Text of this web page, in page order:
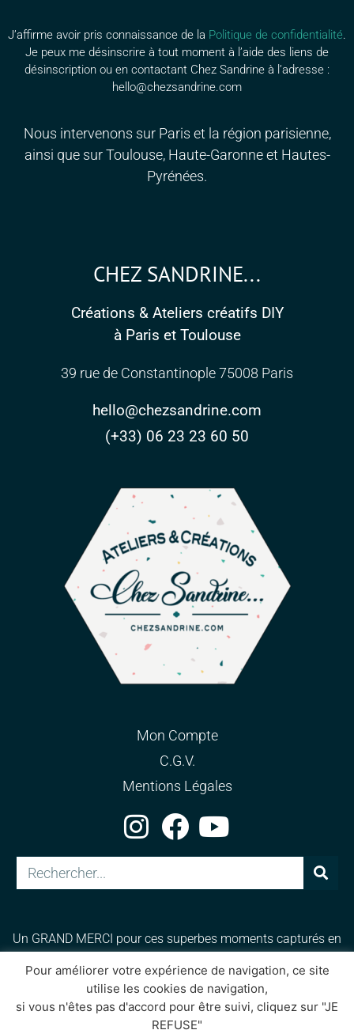
J’affirme avoir pris connaissance de la Politique de confidentialité.
Je peux me désinscrire à tout moment à l’aide des liens de
désinscription ou en contactant Chez Sandrine à l’adresse :
hello@chezsandrine.com
Nous intervenons sur Paris et la région parisienne,
ainsi que sur Toulouse, Haute-Garonne et Hautes-
Pyrénées.
CHEZ SANDRINE...
Créations & Ateliers créatifs DIY
à Paris et Toulouse
39 rue de Constantinople 75008 Paris
hello@chezsandrine.com
(+33) 06 23 23 60 50
Mon Compte
C.G.V.
Mentions Légales
Un GRAND MERCI pour ces superbes moments capturés en
et de magie. Merci pour votre talent et passion :BKTFilms
Laury Photography,Studio Cabrelli ,Bruno Lewis, Vinie Tup.
Pour améliorer votre expérience de navigation, ce site
utilise les cookies de navigation,
si vous n'êtes pas d'accord pour être suivi, cliquez sur "JE
REFUSE"